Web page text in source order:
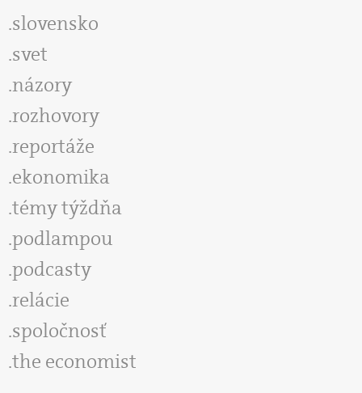
slovensko
svet
názory
rozhovory
reportáže
ekonomika
témy týždňa
podlampou
podcasty
relácie
spoločnosť
the economist